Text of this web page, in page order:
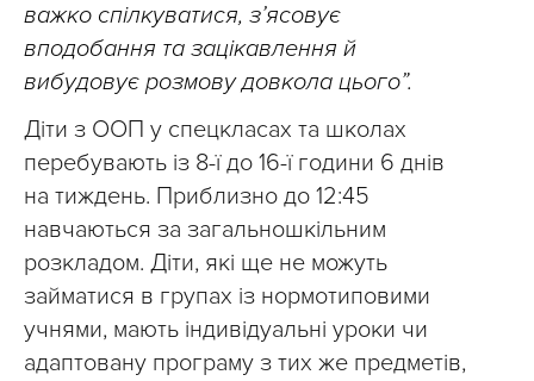
важко спілкуватися, з’ясовує
вподобання та зацікавлення й
вибудовує розмову довкола цього”.
Діти з ООП у спецкласах та школах
перебувають із 8-ї до 16-ї години 6 днів
на тиждень. Приблизно до 12:45
навчаються за загальношкільним
розкладом. Діти, які ще не можуть
займатися в групах із нормотиповими
учнями, мають індивідуальні уроки чи
адаптовану програму з тих же предметів,